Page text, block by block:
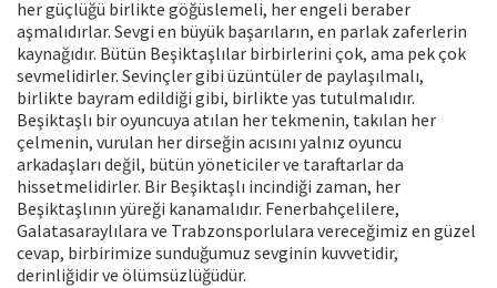
her güçlüğü birlikte göğüslemeli, her engeli beraber
aşmalıdırlar. Sevgi en büyük başarıların, en parlak zaferlerin
kaynağıdır. Bütün Beşiktaşlılar birbirlerini çok, ama pek çok
sevmelidirler. Sevinçler gibi üzüntüler de paylaşılmalı,
birlikte bayram edildiği gibi, birlikte yas tutulmalıdır.
Beşiktaşlı bir oyuncuya atılan her tekmenin, takılan her
çelmenin, vurulan her dirseğin acısını yalnız oyuncu
arkadaşları değil, bütün yöneticiler ve taraftarlar da
hissetmelidirler. Bir Beşiktaşlı incindiği zaman, her
Beşiktaşlının yüreği kanamalıdır. Fenerbahçelilere,
Galatasaraylılara ve Trabzonsporlulara vereceğimiz en güzel
cevap, birbirimize sunduğumuz sevginin kuvvetidir,
derinliğidir ve ölümsüzlüğüdür.